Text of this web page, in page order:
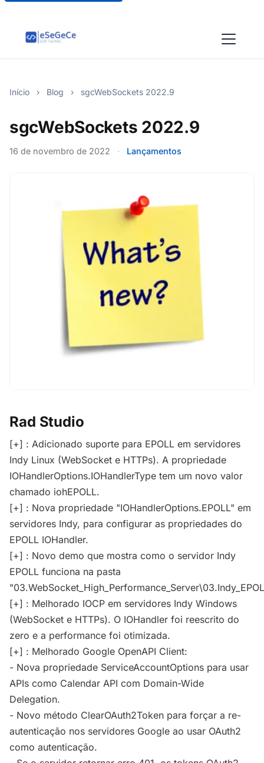
Início › Blog › sgcWebSockets 2022.9
sgcWebSockets 2022.9
16 de novembro de 2022 · Lançamentos
Rad Studio
[+] : Adicionado suporte para EPOLL em servidores
Indy Linux (WebSocket e HTTPs). A propriedade
IOHandlerOptions.IOHandlerType tem um novo valor
chamado iohEPOLL.
[+] : Nova propriedade "IOHandlerOptions.EPOLL" em
servidores Indy, para configurar as propriedades do
EPOLL IOHandler.
[+] : Novo demo que mostra como o servidor Indy
EPOLL funciona na pasta
[+] : Melhorado IOCP em servidores Indy Windows
(WebSocket e HTTPs). O IOHandler foi reescrito do
zero e a performance foi otimizada.
[+] : Melhorado Google OpenAPI Client:
- Nova propriedade ServiceAccountOptions para usar
APIs como Calendar API com Domain-Wide
Delegation.
- Novo método ClearOAuth2Token para forçar a re-
autenticação nos servidores Google ao usar OAuth2
como autenticação.